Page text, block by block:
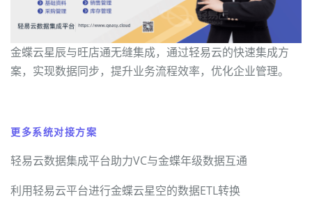
金蝶云星辰与旺店通无缝集成，通过轻易云的快速集成方
案，实现数据同步，提升业务流程效率，优化企业管理。
更多系统对接方案
轻易云数据集成平台助力VC与金蝶年级数据互通
利用轻易云平台进行金蝶云星空的数据ETL转换